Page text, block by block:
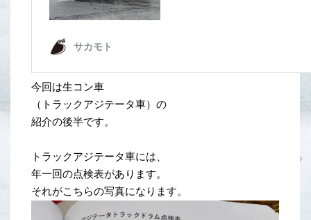
今回は生コン車
（トラックアジテータ車）の
紹介の後半です。
トラックアジテータ車には、
年一回の点検表があります。
それがこちらの写真になります。